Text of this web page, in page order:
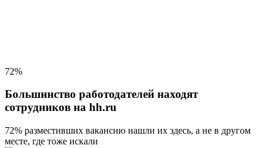
72%
Большинство работодателей находят
сотрудников на hh.ru
72% разместивших вакансию нашли их здесь, а не в другом
месте, где тоже искали